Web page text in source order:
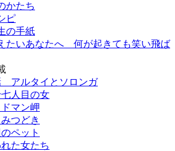
かたち
ピ
の手紙
たいあなたへ 何が起きても笑い飛ば
アルタイとソロンガ
七人目の女
マン岬
つどき
ペット
た女たち